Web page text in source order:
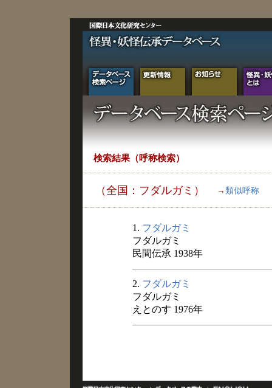
検索結果（呼称検索）
（全国：フダルガミ） → 類似呼称
1. フダルガミ
フダルガミ
民間伝承 1938年
2. フダルガミ
フダルガミ
えとのす 1976年